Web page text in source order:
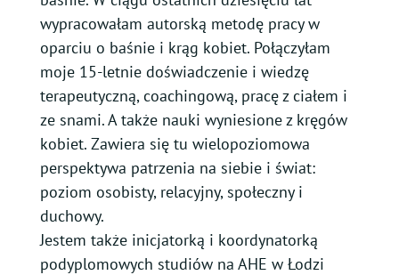
wypracowałam autorską metodę pracy w
oparciu o baśnie i krąg kobiet. Połączyłam
moje 15-letnie doświadczenie i wiedzę
terapeutyczną, coachingową, pracę z ciałem i
ze snami. A także nauki wyniesione z kręgów
kobiet. Zawiera się tu wielopoziomowa
perspektywa patrzenia na siebie i świat:
poziom osobisty, relacyjny, społeczny i
duchowy.
Jestem także inicjatorką i koordynatorką
podyplomowych studiów na AHE w Łodzi